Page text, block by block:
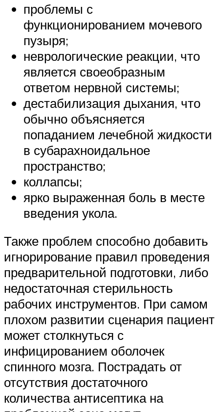
проблемы с
функционированием мочевого
пузыря;
неврологические реакции, что
является своеобразным
ответом нервной системы;
дестабилизация дыхания, что
обычно объясняется
попаданием лечебной жидкости
в субарахноидальное
пространство;
коллапсы;
ярко выраженная боль в месте
введения укола.
Также проблем способно добавить
игнорирование правил проведения
предварительной подготовки, либо
недостаточная стерильность
рабочих инструментов. При самом
плохом развитии сценария пациент
может столкнуться с
инфицированием оболочек
спинного мозга. Пострадать от
отсутствия достаточного
количества антисептика на